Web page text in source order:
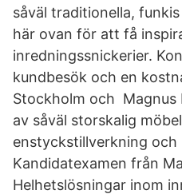
såväl traditionella,
här ovan för att få
inredningssnickerier.
kundbesök och en
Stockholm och Magnus
av såväl storskalig
enstyckstillverkning och
Kandidatexamen från
Helhetslösningar inom